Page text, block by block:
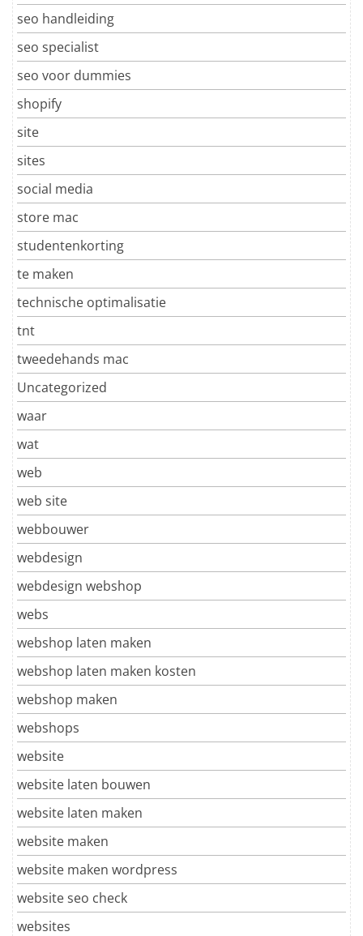
seo handleiding
seo specialist
seo voor dummies
shopify
site
sites
social media
store mac
studentenkorting
te maken
technische optimalisatie
tnt
tweedehands mac
Uncategorized
waar
wat
web
web site
webbouwer
webdesign
webdesign webshop
webs
webshop laten maken
webshop laten maken kosten
webshop maken
webshops
website
website laten bouwen
website laten maken
website maken
website maken wordpress
website seo check
websites